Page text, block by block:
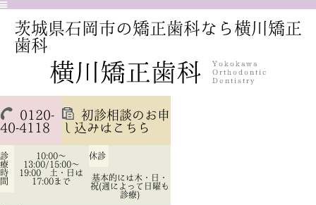
茨城県石岡市の矯正歯科なら横川矯正
歯科
0120-
40-4118
初診相談のお申
し込みはこちら
診
療
時
間
10:00～
13:00/15:00～
19:00 土・日は
17:00まで
休診
基本的には木・日・
祝(週によって日曜も
診療)